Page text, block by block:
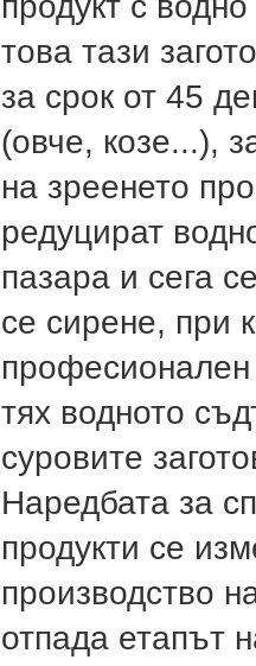
това тази
за срок от 45
(овче, козе...),
на зреенето
редуцират
пазара и сега
се сирене, при
професионален
тях водното
суровите
Наредбата за
продукти се
производство
отпада етапът